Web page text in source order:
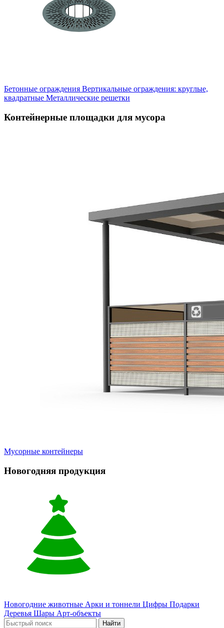
Бетонные ограждения Вертикальные ограждения: круглые,
квадратные Металлические решетки
Контейнерные площадки для мусора
Мусорные контейнеры
Новогодняя продукция
Новогодние животные Арки и тоннели Цифры Подарки
Деревья Шары Арт-объекты
Найти